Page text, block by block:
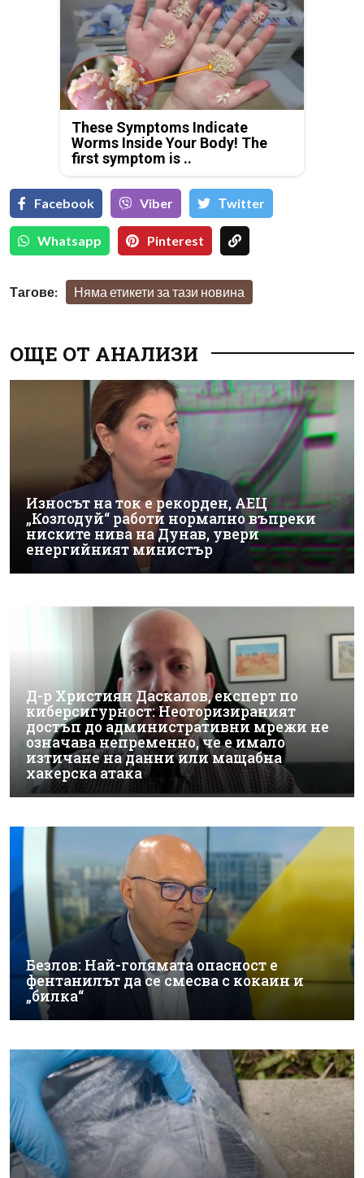
These Symptoms Indicate
Worms Inside Your Body! The
first symptom is ..
Facebook Viber Тwitter
Whatsapp Pinterest
Тагове: Няма етикети за тази новина
ОЩЕ ОТ АНАЛИЗИ
Износът на ток е рекорден, АЕЦ
„Козлодуй“ работи нормално въпреки
ниските нива на Дунав, увери
енергийният министър
Д-р Християн Даскалов, експерт по
киберсигурност: Неоторизираният
достъп до административни мрежи не
означава непременно, че е имало
изтичане на данни или мащабна
хакерска атака
Безлов: Най-голямата опасност е
фентанилът да се смесва с кокаин и
„билка“